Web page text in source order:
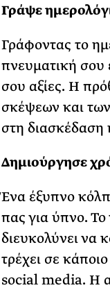
Γράψε
Γράφοντας το
πνευματική σου
σου αξίες. Η
σκέψεων και
στη διασκέδαση
Δημιούργησε
Ένα έξυπνο
πας για ύπνο.
διευκολύνει να
τρέχει σε
social media. Η